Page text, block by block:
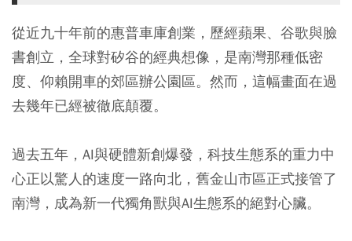
從近九十年前的惠普車庫創業，歷經蘋果、谷歌與臉
書創立，全球對矽谷的經典想像，是南灣那種低密
度、仰賴開車的郊區辦公園區。然而，這幅畫面在過
去幾年已經被徹底顛覆。
過去五年，AI與硬體新創爆發，科技生態系的重力中
心正以驚人的速度一路向北，舊金山市區正式接管了
南灣，成為新一代獨角獸與AI生態系的絕對心臟。